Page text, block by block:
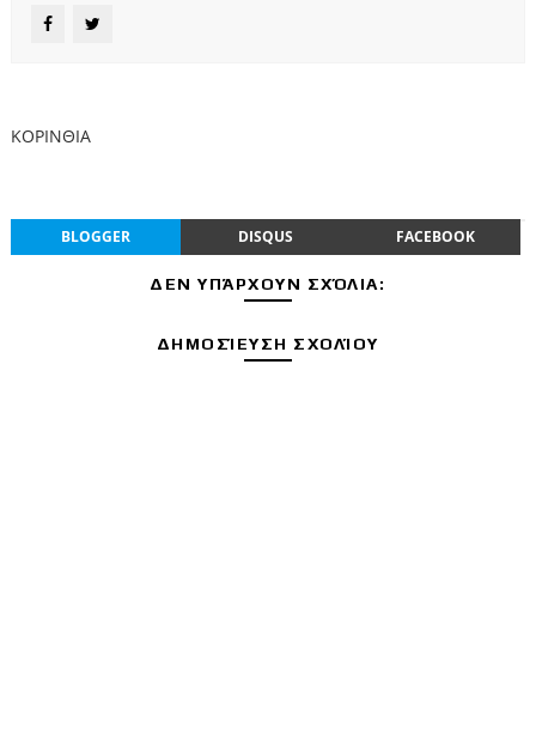
ΚΟΡΙΝΘΙΑ
BLOGGER DISQUS FACEBOOK
ΔΕΝ ΥΠΆΡΧΟΥΝ ΣΧΌΛΙΑ:
ΔΗΜΟΣΊΕΥΣΗ ΣΧΟΛΊΟΥ